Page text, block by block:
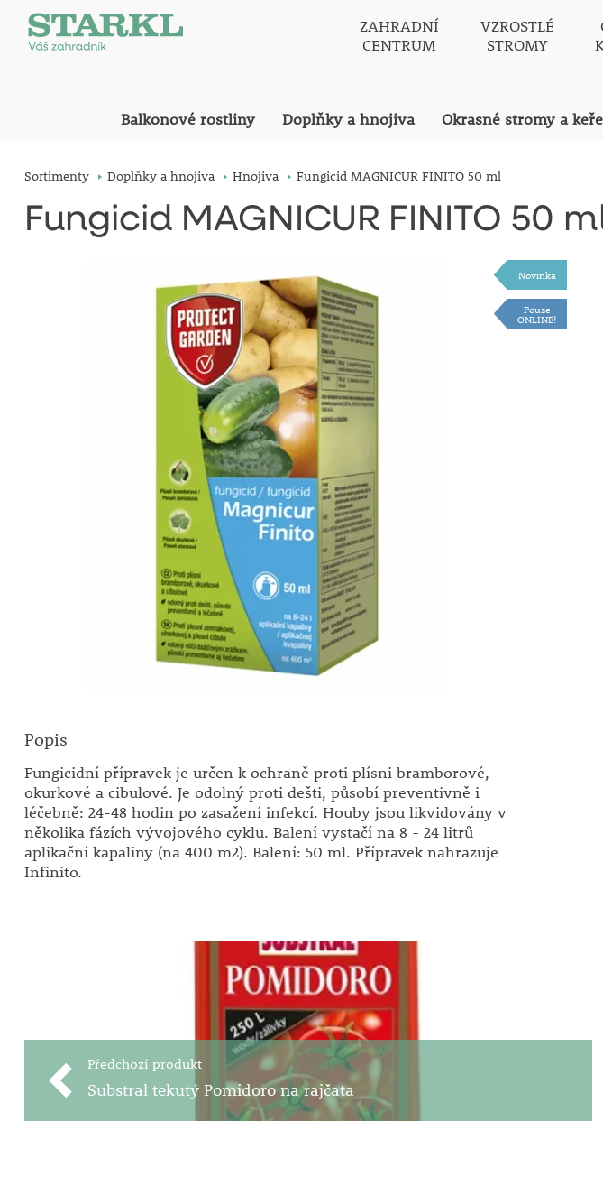
ZAHRADNÍ
CENTRUM
VZROSTLÉ
STROMY
Balkonové rostliny Doplňky a hnojiva Okrasné stromy a keře
Sortimenty Doplňky a hnojiva Hnojiva Fungicid MAGNICUR FINITO 50 ml
Fungicid MAGNICUR FINITO 50
Novinka
Pouze
ONLINE!
Popis
Fungicidní přípravek je určen k ochraně proti plísni bramborové,
okurkové a cibulové. Je odolný proti dešti, působí preventivně i
léčebně: 24-48 hodin po zasažení infekcí. Houby jsou likvidovány v
několika fázích vývojového cyklu. Balení vystačí na 8 - 24 litrů
aplikační kapaliny (na 400 m2). Balení: 50 ml. Přípravek nahrazuje
Infinito.
Předchozí produkt
Substral tekutý Pomidoro na rajčata